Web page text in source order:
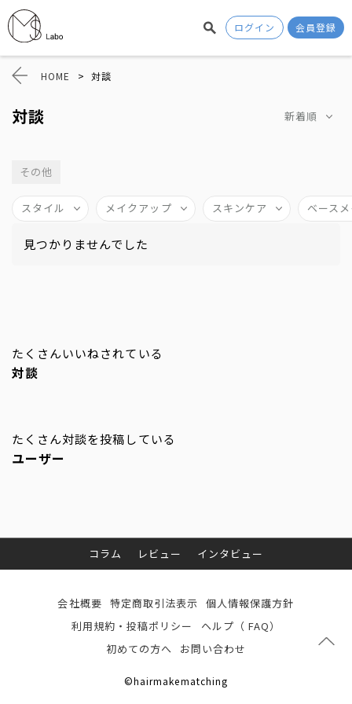
ログイン 会員登録
HOME > 対談
対談 新着順
その他
スタイル メイクアップ スキンケア ベース
見つかりませんでした
たくさんいいねされている
対談
たくさん対談を投稿している
ユーザー
コラム レビュー インタビュー
会社概要 特定商取引法表示 個人情報保護方針
利用規約・投稿ポリシー
ヘルプ（ FAQ）
初めての方へ
お問い合わせ
©hairmakematching